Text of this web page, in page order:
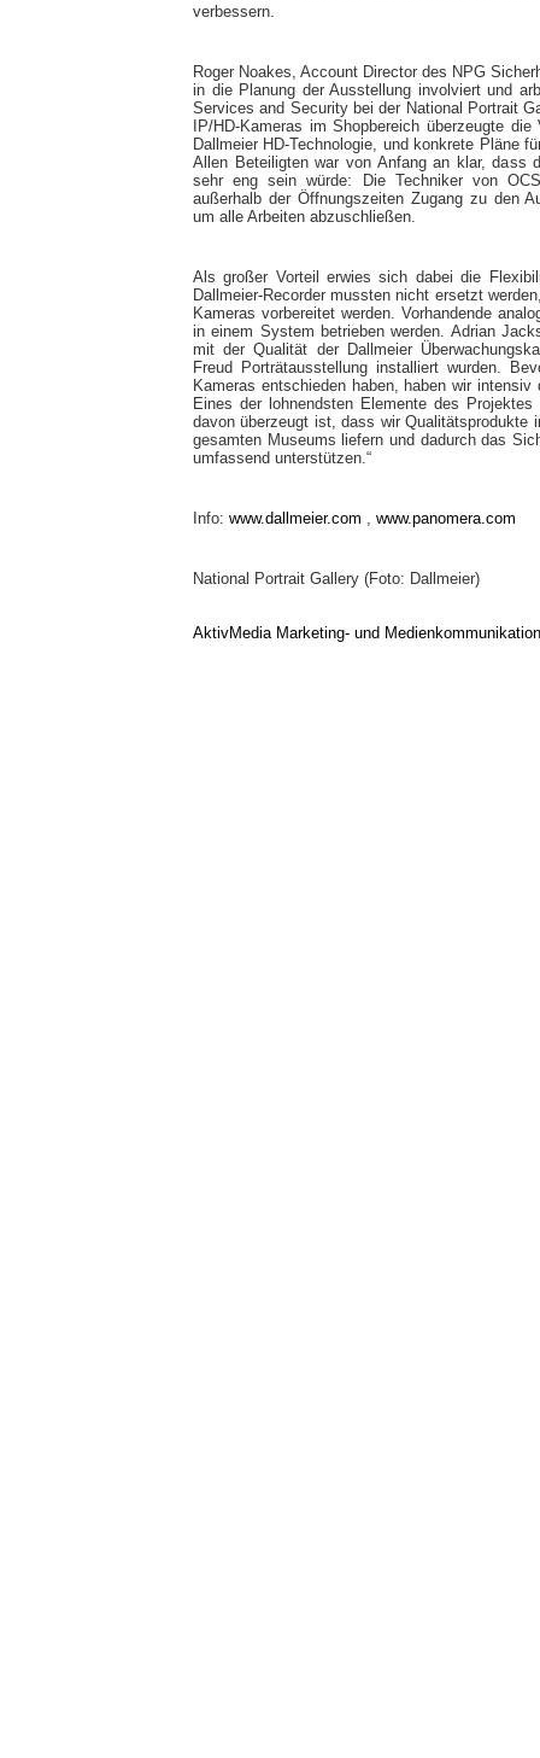
verbessern.
Roger Noakes, Account Director des NPG
in die Planung der Ausstellung involviert und
Services and Security bei der National Portrait
IP/HD-Kameras im Shopbereich überzeugte
Dallmeier HD-Technologie, und konkrete Pläne
Allen Beteiligten war von Anfang an klar, dass
sehr eng sein würde: Die Techniker von
außerhalb der Öffnungszeiten Zugang zu den
um alle Arbeiten abzuschließen.
Als großer Vorteil erwies sich dabei die
Dallmeier-Recorder mussten nicht ersetzt
Kameras vorbereitet werden. Vorhandende
in einem System betrieben werden. Adrian
mit der Qualität der Dallmeier
Freud Porträtausstellung installiert wurden.
Kameras entschieden haben, haben wir
Eines der lohnendsten Elemente des
davon überzeugt ist, dass wir Qualitätsprodukte
gesamten Museums liefern und dadurch das
umfassend unterstützen.“
Info: www.dallmeier.com , www.panomera.com
National Portrait Gallery (Foto: Dallmeier)
AktivMedia Marketing- und